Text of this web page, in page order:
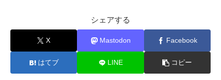
シェアする
X Mastodon Facebook
はてブ LINE コピー